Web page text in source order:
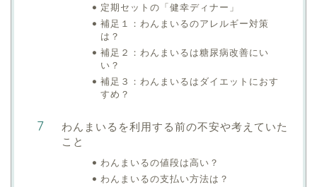
定期セットの「健幸ディナー」
補足１：わんまいるのアレルギー対策
は？
補足２：わんまいるは糖尿病改善にい
い？
補足３：わんまいるはダイエットにおす
すめ？
わんまいるを利用する前の不安や考えていた
こと
わんまいるの値段は高い？
わんまいるの支払い方法は？